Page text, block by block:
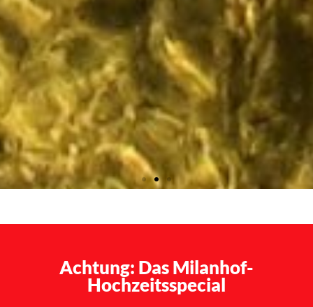
Platz für die gesamte Familie
Es erwartet Sie eine Event- und Veranstaltungsfläche mitten in der
Natur. Auf fast 50.000 m² können Sie und Ihre Gäste ungestört
ausgiebig feiern.
Achtung: Das Milanhof-
Hochzeitsspecial